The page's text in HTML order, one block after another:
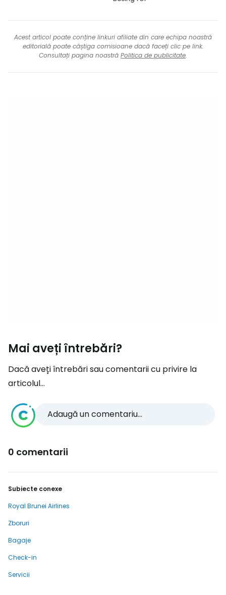
Acest articol poate conține linkuri afiliate din care echipa noastră
editorială poate câștiga comisioane dacă faceți clic pe link.
Consultați pagina noastră Politica de publicitate.
Mai aveți întrebări?
Dacă aveți întrebări sau comentarii cu privire la
articolul...
Adaugă un comentariu...
0 comentarii
Subiecte conexe
Royal Brunei Airlines
Zboruri
Bagaje
Check-in
Servicii